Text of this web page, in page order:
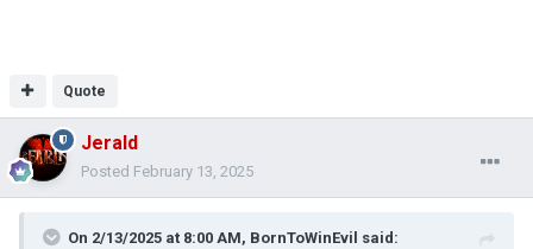
Quote
Jerald
Posted February 13, 2025
On 2/13/2025 at 8:00 AM, BornToWinEvil said: